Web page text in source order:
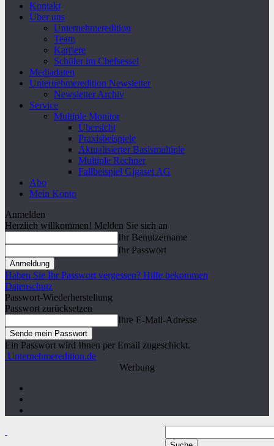
Kontakt
Über uns
Unternehmeredition
Team
Karriere
Schüler im Chefsessel
Mediadaten
Unternehmeredition Newsletter
Newsletter Archiv
Service
Multiple Monitor
Übersicht
Praxisbeispiele
Aktualisierter Basismultiple
Multiple Rechner
Fallbeispiel Gigaset AG
Abo
Mein Konto
Anmelden
Herzlich willkommen! Melden Sie sich an
Ihr Benutzername
Ihr Passwort
Haben Sie Ihr Passwort vergessen? Hilfe bekommen
Datenschutz
Passwort-Wiederherstellung
Passwort zurücksetzen
Ihre E-Mail-Adresse
Ein Passwort wird Ihnen per Email zugeschickt.
Unternehmeredition.de
Werbung